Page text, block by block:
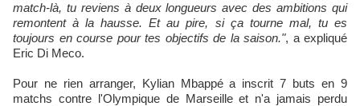
match-là, tu reviens à deux longueurs avec des ambitions qui
remontent à la hausse. Et au pire, si ça tourne mal, tu es
toujours en course pour tes objectifs de la saison.", a expliqué
Eric Di Meco.
Pour ne rien arranger, Kylian Mbappé a inscrit 7 buts en 9
matchs contre l'Olympique de Marseille et n'a jamais perdu